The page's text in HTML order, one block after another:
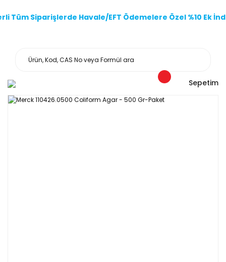
Tüm Siparişlerde Havale/EFT Ödemelere Özel %10 Ek
Sepetim